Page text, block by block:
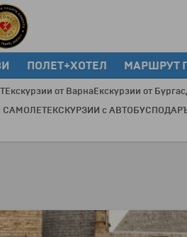
ПОЛЕТ+ХОТЕЛ МАРШРУТ
Екскурзии от ВарнаЕкскурзии от Бургас
САМОЛЕТЕКСКУРЗИИ с АВТОБУС